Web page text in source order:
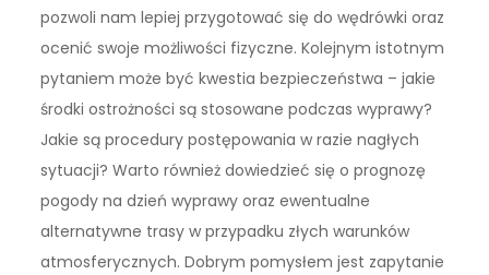
pozwoli nam lepiej przygotować się do wędrówki oraz
ocenić swoje możliwości fizyczne. Kolejnym istotnym
pytaniem może być kwestia bezpieczeństwa – jakie
środki ostrożności są stosowane podczas wyprawy?
Jakie są procedury postępowania w razie nagłych
sytuacji? Warto również dowiedzieć się o prognozę
pogody na dzień wyprawy oraz ewentualne
alternatywne trasy w przypadku złych warunków
atmosferycznych. Dobrym pomysłem jest zapytanie